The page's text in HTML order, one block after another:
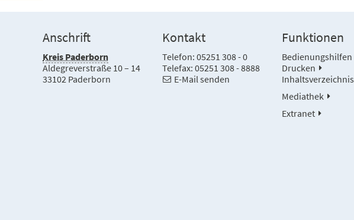
Anschrift
Kreis Paderborn
Aldegreverstraße 10 – 14
33102 Paderborn
Kontakt
Telefon: 05251 308 - 0
Telefax: 05251 308 - 8888
E-Mail senden
Funktionen
Bedienungshilfen
Drucken
Inhaltsverzeichnis
Mediathek
Extranet